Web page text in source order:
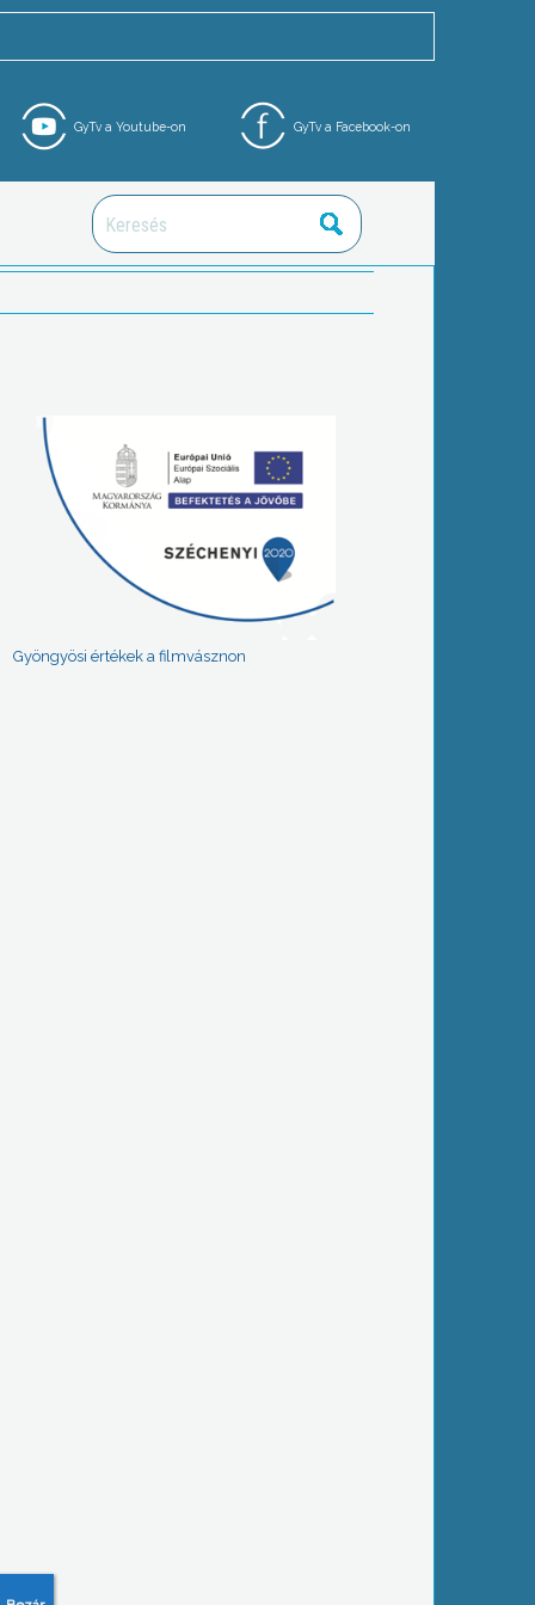
GyTv a Facebook-on
GyTv a Youtube-on
Gyöngyösi értékek a filmvásznon